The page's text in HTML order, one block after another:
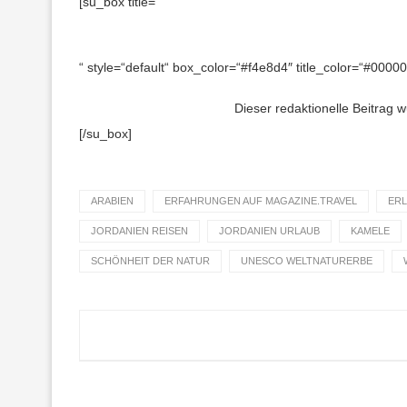
“ style=“default“ box_color=“#f4e8d4″
Dieser redaktionelle Beitrag
[/su_box]
ARABIEN ERFAHRUNGEN AUF MAGAZINE.TRAVEL
JORDANIEN REISEN JORDANIEN URLAUB KAMELE
SCHÖNHEIT DER NATUR UNESCO WELTNATURERBE